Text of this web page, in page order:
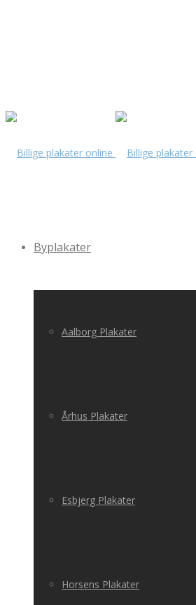
Byplakater
Aalborg Plakater
Århus Plakater
Esbjerg Plakater
Horsens Plakater